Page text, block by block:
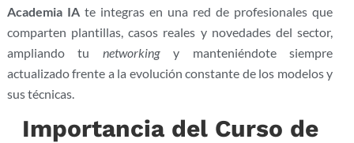
Academia IAte integras en una red de profesionales que
comparten plantillas, casos reales y novedades del sector,
ampliando tunetworkingy manteniéndote siempre
actualizado frente a la evolución constante de los modelos y
sus técnicas.
Importancia del Curso de